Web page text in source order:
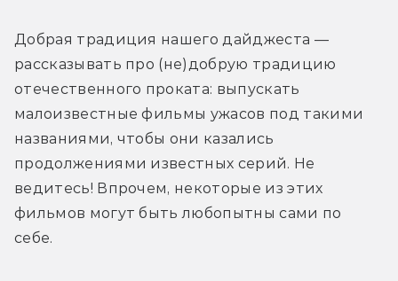
Добрая традиция нашего дайджеста —
рассказывать про (не)добрую традицию
отечественного проката: выпускать
малоизвестные фильмы ужасов под такими
названиями, чтобы они казались
продолжениями известных серий. Не
ведитесь! Впрочем, некоторые из этих
фильмов могут быть любопытны сами по
себе.